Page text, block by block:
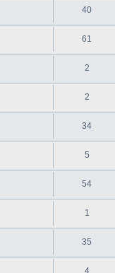
40
61
2
2
34
5
54
1
35
4